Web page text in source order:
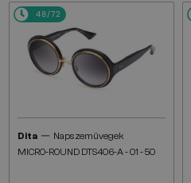
48/72
Dita — Napszemüvegek
MICRO-ROUND DTS406-A - 01 - 50